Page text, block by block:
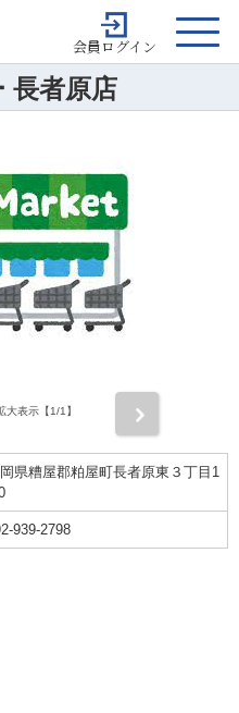
会員ログイン
長者原店
大表示【1/1】
県糟屋郡粕屋町長者原東３丁目1
939-2798